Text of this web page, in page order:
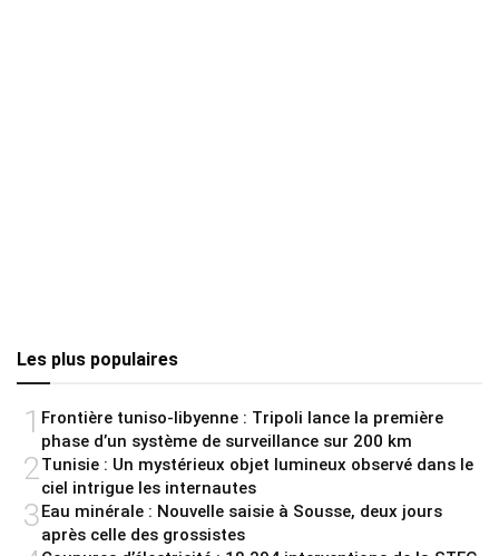
Les plus populaires
1 Frontière tuniso-libyenne : Tripoli lance la première
phase d’un système de surveillance sur 200 km
2 Tunisie : Un mystérieux objet lumineux observé dans le
ciel intrigue les internautes
3Eau minérale : Nouvelle saisie à Sousse, deux jours
après celle des grossistes